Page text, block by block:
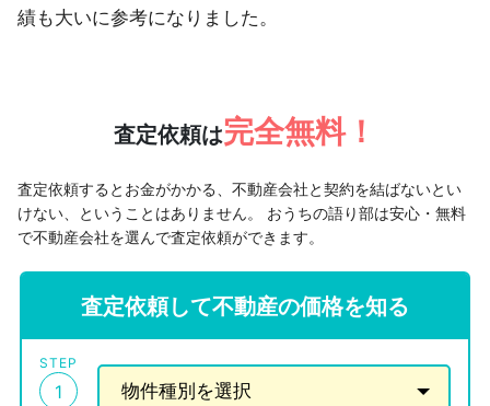
績も大いに参考になりました。
査定依頼は完全無料！
査定依頼するとお金がかかる、不動産会社と契約を結ばないとい
けない、ということはありません。 おうちの語り部は安心・無料
で不動産会社を選んで査定依頼ができます。
査定依頼して不動産の価格を知る
STEP
1